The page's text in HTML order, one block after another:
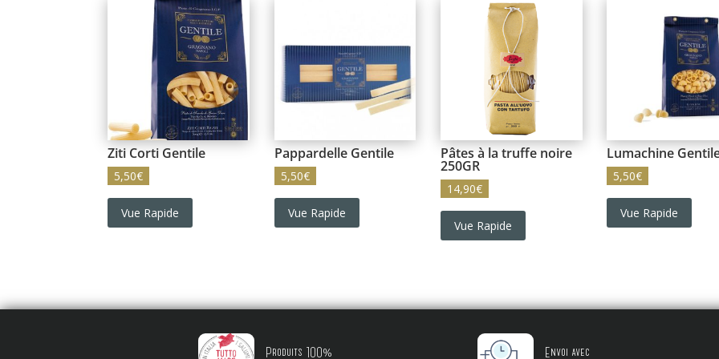
Ziti Corti Gentile
5,50€
Vue Rapide
Pappardelle Gentile
5,50€
Vue Rapide
Pâtes à la truffe noire
250GR
14,90€
Vue Rapide
Lumachine
5,50€
Vue Rapide
Produits 100% Envoi avec